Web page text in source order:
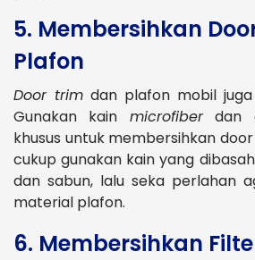
5. Membersihkan
Plafon
Door trim dan plafon mobil
Gunakan kain microfiberdan
khusus untuk membersihkan
cukup gunakan kain yang
dan sabun, lalu seka perlahan
material plafon​.
6. Membersihkan